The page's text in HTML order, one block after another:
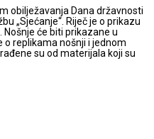
obilježavanja Dana državnosti
„Sjećanje“. Riječ je o prikazu
Nošnje će biti prikazane u
o replikama nošnji i jednom
su od materijala koji su